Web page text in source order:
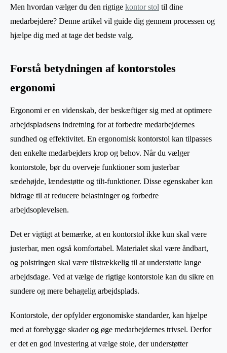
Men hvordan vælger du den rigtige kontor stol til dine
medarbejdere? Denne artikel vil guide dig gennem processen og
hjælpe dig med at tage det bedste valg.
Forstå betydningen af kontorstoles
ergonomi
Ergonomi er en videnskab, der beskæftiger sig med at optimere
arbejdspladsens indretning for at forbedre medarbejdernes
sundhed og effektivitet. En ergonomisk kontorstol kan tilpasses
den enkelte medarbejders krop og behov. Når du vælger
kontorstole, bør du overveje funktioner som justerbar
sædehøjde, lændestøtte og tilt-funktioner. Disse egenskaber kan
bidrage til at reducere belastninger og forbedre
arbejdsoplevelsen.
Det er vigtigt at bemærke, at en kontorstol ikke kun skal være
justerbar, men også komfortabel. Materialet skal være åndbart,
og polstringen skal være tilstrækkelig til at understøtte lange
arbejdsdage. Ved at vælge de rigtige kontorstole kan du sikre en
sundere og mere behagelig arbejdsplads.
Kontorstole, der opfylder ergonomiske standarder, kan hjælpe
med at forebygge skader og øge medarbejdernes trivsel. Derfor
er det en god investering at vælge stole, der understøtter